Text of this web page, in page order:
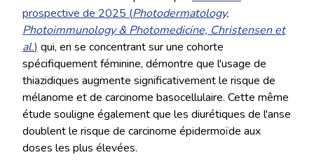
prospective de 2025 (Photodermatology,
Photoimmunology & Photomedicine, Christensen et
al.) qui, en se concentrant sur une cohorte
spécifiquement féminine, démontre que l'usage de
thiazidiques augmente significativement le risque de
mélanome et de carcinome basocellulaire. Cette même
étude souligne également que les diurétiques de l'anse
doublent le risque de carcinome épidermoïde aux
doses les plus élevées.